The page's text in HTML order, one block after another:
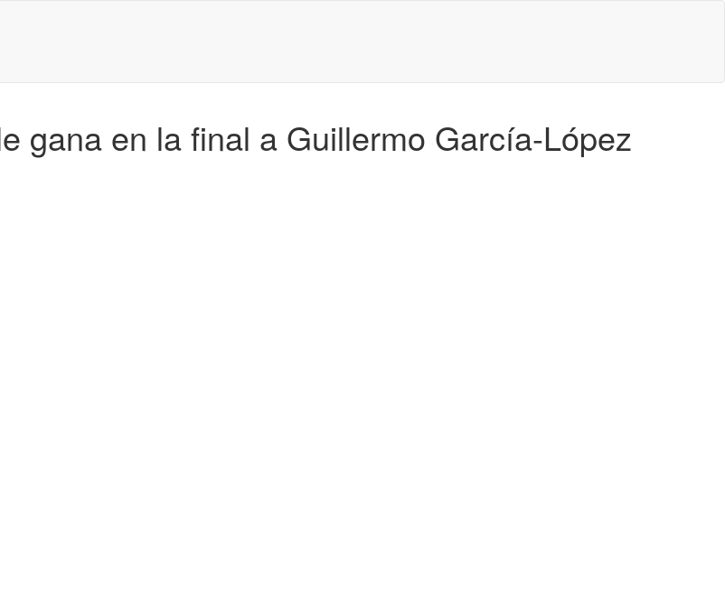
gana en la final a Guillermo García-López